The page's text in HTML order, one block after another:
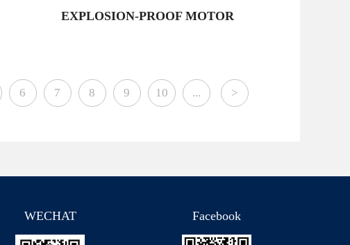
EXPLOSION-PROOF MOTOR
6 7 8 9 10 ... >
WECHAT Facebook